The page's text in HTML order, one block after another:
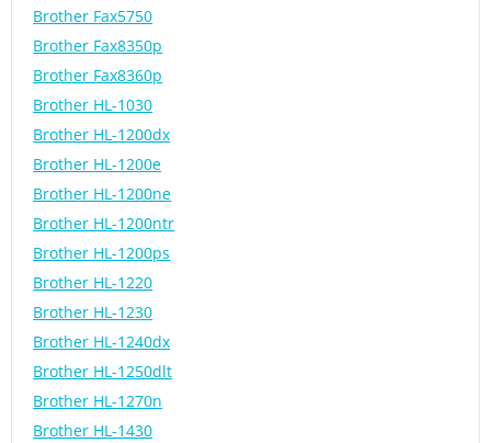
Brother Fax5750
Brother Fax8350p
Brother Fax8360p
Brother HL-1030
Brother HL-1200dx
Brother HL-1200e
Brother HL-1200ne
Brother HL-1200ntr
Brother HL-1200ps
Brother HL-1220
Brother HL-1230
Brother HL-1240dx
Brother HL-1250dlt
Brother HL-1270n
Brother HL-1430